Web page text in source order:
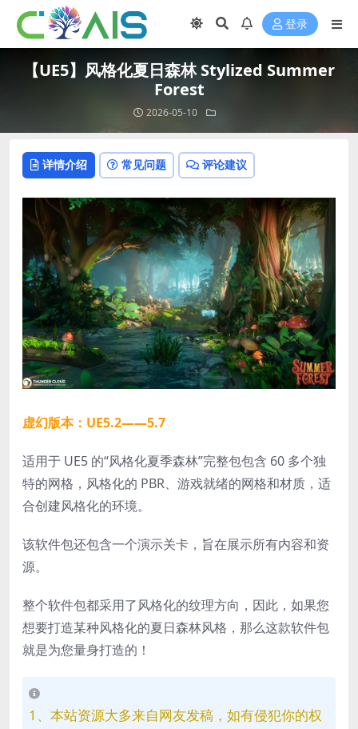
登录
【UE5】风格化夏日森林 Stylized Summer
Forest
2026-05-10
详情介绍 常见问题 评论建议
虚幻版本：UE5.2——5.7
适用于 UE5 的“风格化夏季森林”完整包包含 60 多个独
特的网格，风格化的 PBR、游戏就绪的网格和材质，适
合创建风格化的环境。
该软件包还包含一个演示关卡，旨在展示所有内容和资
源。
整个软件包都采用了风格化的纹理方向，因此，如果您
想要打造某种风格化的夏日森林风格，那么这款软件包
就是为您量身打造的！
1、本站资源大多来自网友发稿，如有侵犯你的权